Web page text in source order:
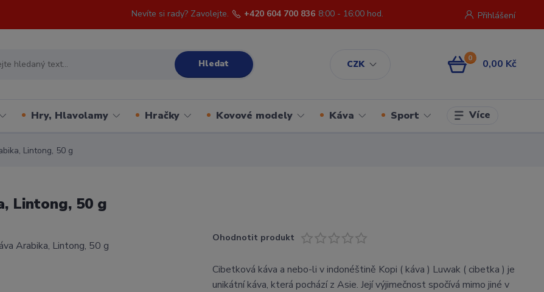
CZK
Přihlášení
Hledat
Nevíte si rady? Zavolejte. +420 604 700 836 8:00 - 16:00 hod.
0 0,00 Kč
Hry, Hlavolamy Hračky Kovové modely Káva Sport Více
Lintong, 50 g
Lintong, 50 g
Ohodnotit produkt
Cibetková káva a nebo-li v indonéštině Kopi ( káva ) Luwak ( cibetka ) je
unikátní káva, která pochází z Asie. Její výjimečnost spočívá mimo jiné v